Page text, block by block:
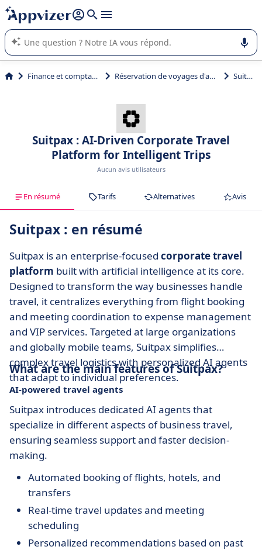
répondre (plusieurs lignes avec
L'IA de Appvizer vous guide dans l'utilisation ou la sélection de
logiciel SaaS en entreprise.
Finance et comptabilité Réservation de voyages d'affaires Suitpax
Suitpax : AI-Driven Corporate Travel
Platform for Intelligent Trips
Aucun avis utilisateurs
En résumé Tarifs Alternatives Avis
Suitpax : en résumé
Suitpax is an enterprise-focused corporate travel
platform built with artificial intelligence at its core.
Designed to transform the way businesses handle
travel, it centralizes everything from flight booking
and meeting coordination to expense management
and VIP services. Targeted at large organizations
and globally mobile teams, Suitpax simplifies
complex travel logistics with personalized AI agents
that adapt to individual preferences.
What are the main features of Suitpax?
AI-powered travel agents
Suitpax introduces dedicated AI agents that
specialize in different aspects of business travel,
ensuring seamless support and faster decision-
making.
Automated booking of flights, hotels, and
transfers
Real-time travel updates and meeting
scheduling
Personalized recommendations based on past